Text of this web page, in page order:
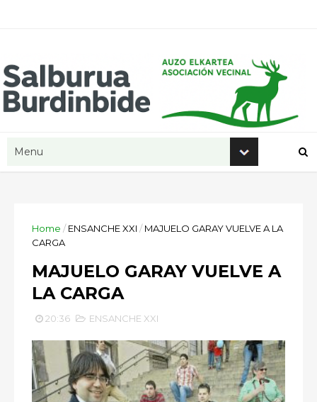
Home / ENSANCHE XXI / MAJUELO GARAY VUELVE A LA
CARGA
MAJUELO GARAY VUELVE A
LA CARGA
20:36 ENSANCHE XXI